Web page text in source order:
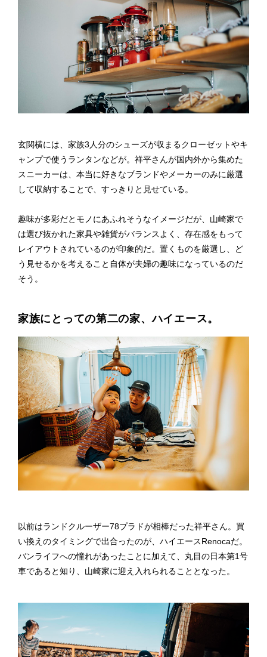
玄関横には、家族3人分のシューズが収まるクローゼットやキ
ャンプで使うランタンなどが。祥平さんが国内外から集めた
スニーカーは、本当に好きなブランドやメーカーのみに厳選
して収納することで、すっきりと見せている。
趣味が多彩だとモノにあふれそうなイメージだが、山崎家で
は選び抜かれた家具や雑貨がバランスよく、存在感をもって
レイアウトされているのが印象的だ。置くものを厳選し、ど
う見せるかを考えること自体が夫婦の趣味になっているのだ
そう。
家族にとっての第二の家、ハイエース。
以前はランドクルーザー78プラドが相棒だった祥平さん。買
い換えのタイミングで出合ったのが、ハイエースRenocaだ。
バンライフへの憧れがあったことに加えて、丸目の日本第1号
車であると知り、山崎家に迎え入れられることとなった。